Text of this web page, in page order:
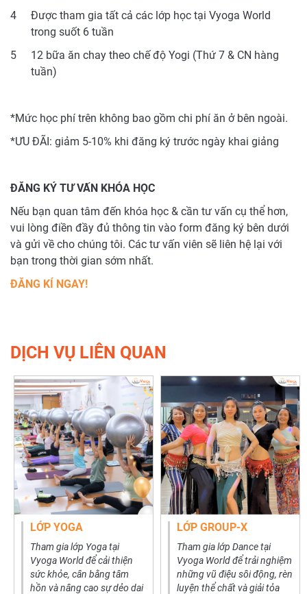
4
Được tham gia tất cả các lớp học tại Vyoga World
trong suốt 6 tuần
5
12 bữa ăn chay theo chế độ Yogi (Thứ 7 & CN hàng
tuần)
*Mức học phí trên không bao gồm chi phí ăn ở bên ngoài.
*ƯU ĐÃI: giảm 5-10% khi đăng ký trước ngày khai giảng
ĐĂNG KÝ TƯ VẤN KHÓA HỌC
Nếu bạn quan tâm đến khóa học & cần tư vấn cụ thể hơn,
vui lòng điền đầy đủ thông tin vào form đăng ký bên dưới
và gửi về cho chúng tôi. Các tư vấn viên sẽ liên hệ lại với
bạn trong thời gian sớm nhất.
ĐĂNG KÍ NGAY!
DỊCH VỤ LIÊN QUAN
LỚP YOGA
Tham gia lớp Yoga tại
Vyoga World để cải thiện
sức khỏe, cân bằng tâm
hồn và nâng cao sự dẻo dai
LỚP GROUP-X
Tham gia lớp Dance tại
Vyoga World để trải nghiệm
những vũ điệu sôi động, rèn
luyện thể chất và giải tỏa